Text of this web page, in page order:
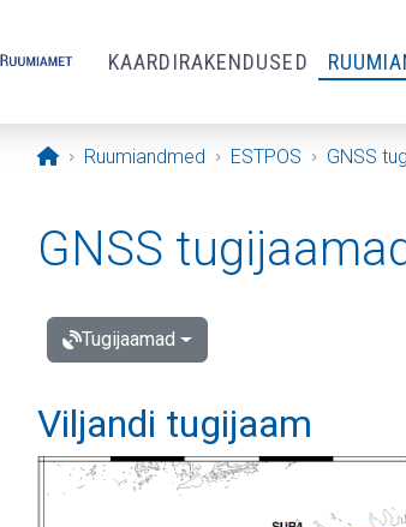
KAARDIRAKENDUSED
Avaleht
Ruumiandmed ESTPOS GNSS
GNSS
Tugijaamad
Viljandi tugijaam